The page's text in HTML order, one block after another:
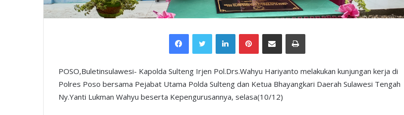
FacebookTwitter LinkedInPinterestShare via Email Print
POSO,Buletinsulawesi- Kapolda Sulteng Irjen Pol.Drs.Wahyu Hariyanto melakukan kunjungan kerja di
Polres Poso bersama Pejabat Utama Polda Sulteng dan Ketua Bhayangkari Daerah Sulawesi Tengah
Ny.Yanti Lukman Wahyu beserta Kepengurusannya, selasa(10/12)